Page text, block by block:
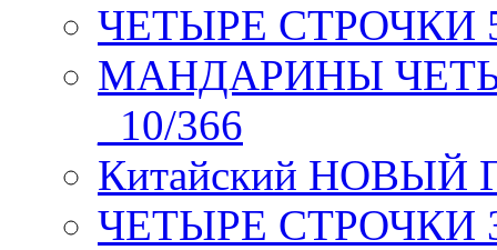
ЧЕТЫРЕ СТРОЧКИ 5
МАНДАРИНЫ
_10/366
Китайский НОВЫЙ
ЧЕТЫРЕ СТРОЧКИ